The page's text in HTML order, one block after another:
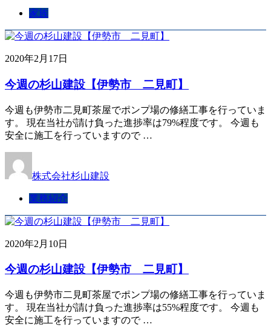
家族
2020年2月17日
今週の杉山建設【伊勢市 二見町】
今週も伊勢市二見町茶屋でポンプ場の修繕工事を行っていま
す。 現在当社が請け負った進捗率は79%程度です。 今週も
安全に施工を行っていますので …
株式会社杉山建設
業務紹介
2020年2月10日
今週の杉山建設【伊勢市 二見町】
今週も伊勢市二見町茶屋でポンプ場の修繕工事を行っていま
す。 現在当社が請け負った進捗率は55%程度です。 今週も
安全に施工を行っていますので …